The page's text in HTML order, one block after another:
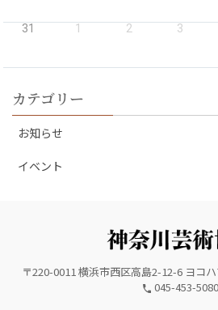
31 1 2 3
カテゴリー
お知らせ
イベント
〒220-0011 横浜市西区高島2-12-6 ヨコ
045-453-5080